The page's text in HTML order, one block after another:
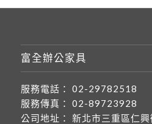
富全辦公家具
服務電話：
02-29782518
服務傳真：
02-89723928
公司地址：
新北市三重區仁